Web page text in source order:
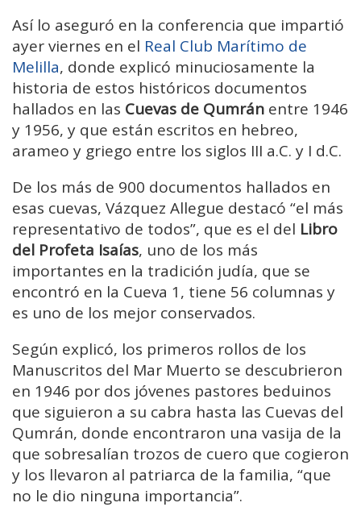
Así lo aseguró en la conferencia que impartió
ayer viernes en el Real Club Marítimo de
Melilla, donde explicó minuciosamente la
historia de estos históricos documentos
hallados en las Cuevas de Qumrán entre 1946
y 1956, y que están escritos en hebreo,
arameo y griego entre los siglos III a.C. y I d.C.
De los más de 900 documentos hallados en
esas cuevas, Vázquez Allegue destacó “el más
representativo de todos”, que es el del Libro
del Profeta Isaías, uno de los más
importantes en la tradición judía, que se
encontró en la Cueva 1, tiene 56 columnas y
es uno de los mejor conservados.
Según explicó, los primeros rollos de los
Manuscritos del Mar Muerto se descubrieron
en 1946 por dos jóvenes pastores beduinos
que siguieron a su cabra hasta las Cuevas del
Qumrán, donde encontraron una vasija de la
que sobresalían trozos de cuero que cogieron
y los llevaron al patriarca de la familia, “que
no le dio ninguna importancia”.